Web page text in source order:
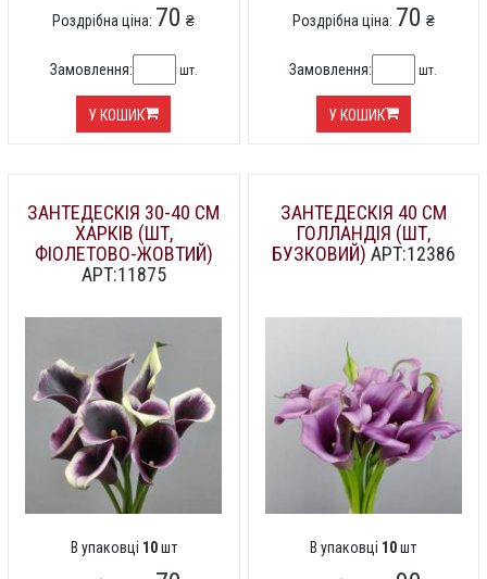
Роздрібна ціна: 70 ₴
Замовлення: шт.
У КОШИК
Роздрібна ціна: 70 ₴
Замовлення: шт.
У КОШИК
ЗАНТЕДЕСКІЯ 30-40 СМ
ХАРКІВ (ШТ,
ФІОЛЕТОВО-ЖОВТИЙ)
АРТ:11875
В упаковці 10шт
ЗАНТЕДЕСКІЯ 40 СМ
ГОЛЛАНДІЯ (ШТ,
БУЗКОВИЙ) АРТ:12386
В упаковці 10шт